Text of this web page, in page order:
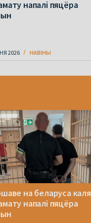
напалі пяцёра
2026 НАВІНЫ
на беларуса каля
напалі пяцёра